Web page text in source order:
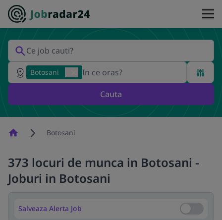
Botosani
Cauta
HomepageBotosani
373 locuri de munca in Botosani -
Joburi in Botosani
Salveaza Alerta Job Salveaza